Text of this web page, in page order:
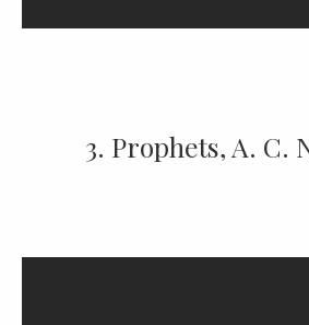
3. Prophets, A. C.